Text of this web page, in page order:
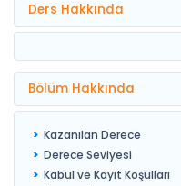
Ders Hakkında
Bölüm Hakkında
Kazanılan Derece
Derece Seviyesi
Kabul ve Kayıt Koşulları